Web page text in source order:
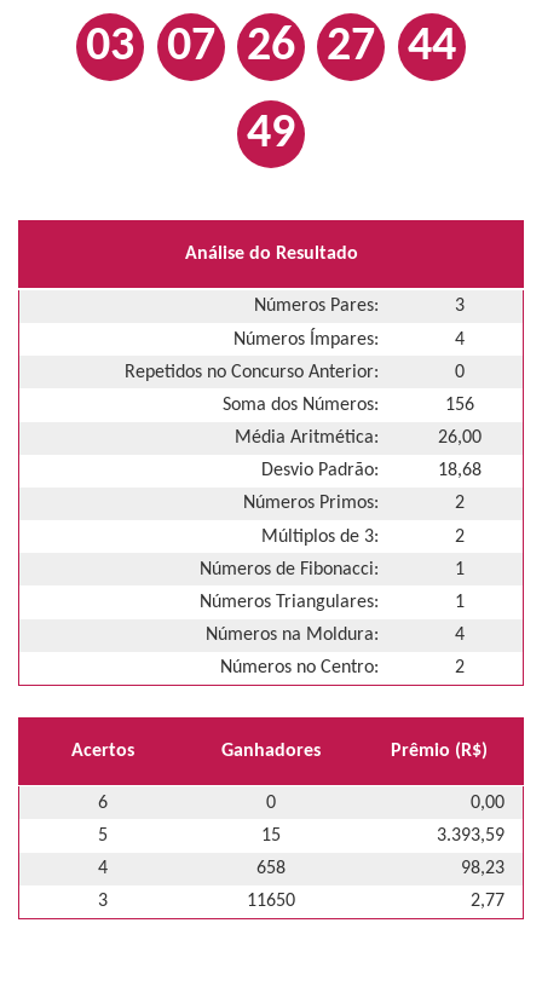
03 07 26 27
44
49
Análise do Resultado
Números Pares:
3
Números Ímpares:
4
Repetidos no Concurso Anterior:
0
Soma dos Números:
156
Média Aritmética:
26,00
Desvio Padrão:
18,68
Números Primos:
2
Múltiplos de 3:
2
Números de Fibonacci:
1
Números Triangulares:
1
Números na Moldura:
4
Números no Centro:
2
Acertos Ganhadores Prêmio (R$)
6 0
0,00
5
15
3.393,59
4
658
98,23
3
11650 2,77